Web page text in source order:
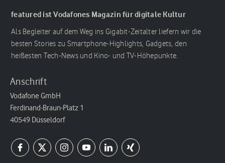
featured ist Vodafones Magazin für digitale Kultur
Als Begleiter auf dem Weg ins Gigabit-Zeitalter liefern wir die
besten Stories zu Smartphone-Highlights, Gadgets, den
heißesten Tech-News und Kino- und TV-Höhepunkte.
Anschrift
Vodafone GmbH
Ferdinand-Braun-Platz 1
40549 Düsseldorf